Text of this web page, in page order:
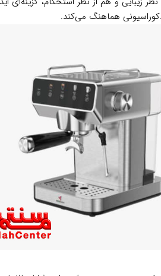
هماهنگ می‌کند.